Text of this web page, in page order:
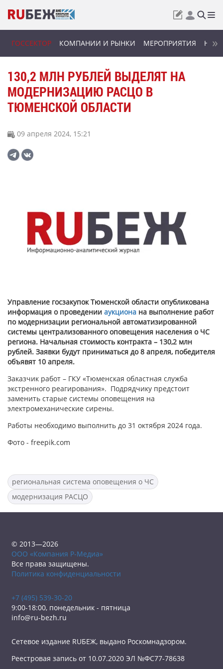
ГОССЕКТОР КОМПАНИИ И РЫНКИ МЕРОПРИЯТИЯ
130,2 МЛН РУБЛЕЙ ВЫДЕЛЯТ НА
МОДЕРНИЗАЦИЮ РАСЦО В
ТЮМЕНСКОЙ ОБЛАСТИ
09 апреля 2024, 15:21
Управление госзакупок Тюменской области опубликована
информация о проведении аукциона на выполнение работ
по модернизации региональной автоматизированной
системы централизованного оповещения населения о ЧС
региона. Начальная стоимость контракта – 130,2 млн
рублей. Заявки будут приниматься до 8 апреля, победителя
объявят 10 апреля.
Заказчик работ – ГКУ «Тюменская областная служба
экстренного реагирования». Подрядчику предстоит
заменить старые системы оповещения на
электромеханические сирены.
Работы необходимо выполнить до 31 октября 2024 года.
Фото - freepik.com
региональная система оповещения о ЧС
модернизация РАСЦО
© 2013—2026
ООО «Компания Р-Медиа»
Все права защищены.
Политика конфиденциальности
+7 (495) 539-30-20
9:00-18:00, понедельник - пятница
info@ru-bezh.ru
Сетевое издание RUБЕЖ, выдано Роскомнадзором.
Реестровая запись от 10.07.2020 ЭЛ №ФС77-78638